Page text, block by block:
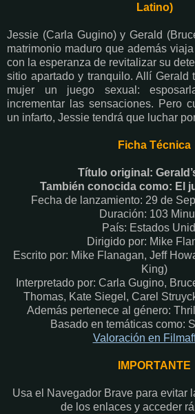
Latino)
Jessie (Carla Gugino) y Gerald
matrimonio maduro que además
con la esperanza de revitalizar su
sitio apartado y tranquilo. Allí Gerald
mujer un juego sexual:
incrementar las sensaciones. Pero
un infarto, Jessie tendrá que luchar
Ficha Técnica
Título original:
También conocida como: El
Fecha de lanzamiento: 29 de
Duración: 103
País: Estados
Dirigido por: Mike
Escrito por: Mike Flanagan, Jeff
King)
Interpretado por: Carla Gugino,
Thomas, Kate Siegel, Carel
Además pertenece al género:
Basado en temáticas como:
Valoración en Fi
IMPORTANTE
Usa el Navegador Brave para evitar
de los enlaces y acceder